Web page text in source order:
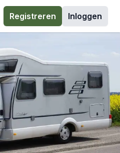
Registreren Inloggen